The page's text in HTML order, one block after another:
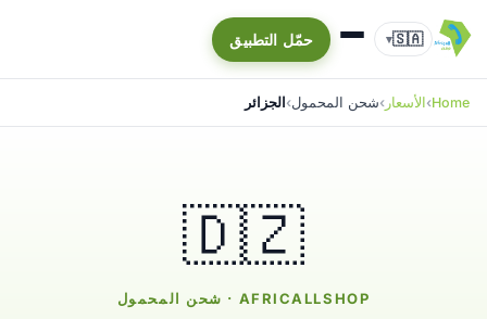
🇸🇦
▾ حمّل التطبيق
Home الأسعار شحن المحمول الجزائر
🇩🇿
AFRICALLSHOP · شحن المحمول